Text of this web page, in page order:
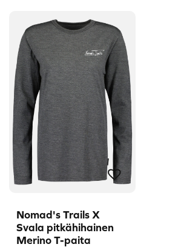
Nomad's Trails X
Svala pitkähihainen
Merino T-paita